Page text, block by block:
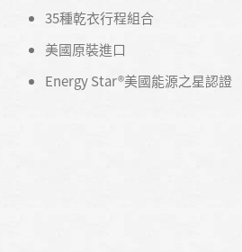
35種乾衣行程組合
美國原裝進口
Energy Star®美國能源之星認證